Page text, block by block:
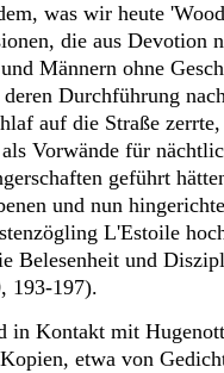
was wir heute
die aus Devotion
Männern ohne
Durchführung
auf die Straße
Vorwände für
geführt
und nun
L'Estoile
Belesenheit und
193-197).
in Kontakt mit
etwa von